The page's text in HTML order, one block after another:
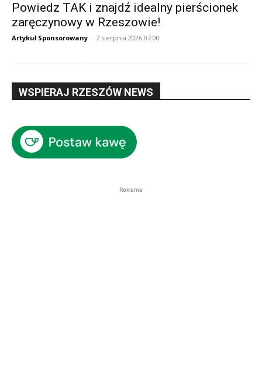
Powiedz TAK i znajdź idealny pierścionek
zaręczynowy w Rzeszowie!
Artykuł Sponsorowany - 7 sierpnia 2026 07:00
WSPIERAJ RZESZÓW NEWS
Reklama